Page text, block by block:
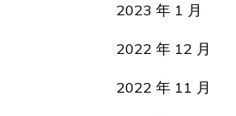
2023 年 1 月
2022 年 12 月
2022 年 11 月